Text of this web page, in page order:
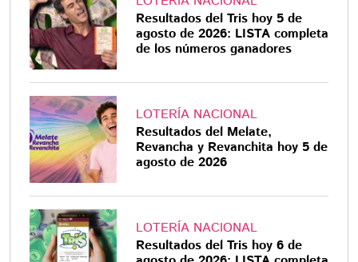
Resultados del Tris hoy 5 de
agosto de 2026: LISTA completa
de los números ganadores
LOTERÍA NACIONAL
Resultados del Melate,
Revancha y Revanchita hoy 5 de
agosto de 2026
LOTERÍA NACIONAL
Resultados del Tris hoy 6 de